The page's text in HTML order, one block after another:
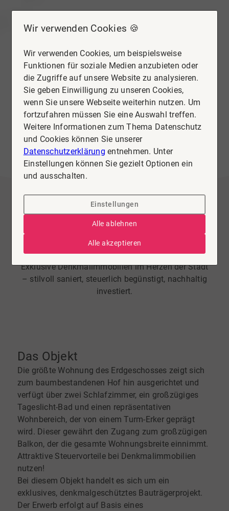
Wohnung zu kaufen in Köthen
Villa Wittig – Wohnen mit
Geschichte & steuerlichem Vorteil
Exklusive Denkmalimmobilien im Herzen der Stadt
– stilvoll saniert, steuerlich begünstigt, nachhaltig
investiert.
Das Objekt
Die größte Wohnung des Erdgeschosses zeigt sich
zum baumbestandenen Hof hin ausgerichtet und
verfügt über zwei Schlafzimmer, ein großzügiges
Tageslicht-Bad und einen repräsentativen
Wohnbereich, der von einem Turm-Erker geprägt
wird. Dieser gewährt den Zugang zum großzügigen
Balkon, der die gesamte Wohnungsbreite einnimmt.
Attraktive Steuervorteile bei Denkmalimmobilien
nutzen!
Bei diesem Objekt handelt es sich um ein
exklusives, denkmalgeschütztes Bauträgerprojekt.
Der Erwerb erfolgt auf Basis eines
Wir verwenden Cookies 🍪
Wir verwenden Cookies, um beispielsweise
Funktionen für soziale Medien anzubieten oder
die Zugriffe auf unsere Website zu analysieren.
Sie geben Einwilligung zu unseren Cookies,
wenn Sie unsere Webseite weiterhin nutzen. Um
fortzufahren müssen Sie eine Auswahl treffen.
Weitere Informationen zum Thema Datenschutz
und Cookies können Sie unserer
Datenschutzerklärung entnehmen. Unter
Einstellungen können Sie gezielt Optionen ein
und ausschalten.
Einstellungen
Alle ablehnen
Alle akzeptieren